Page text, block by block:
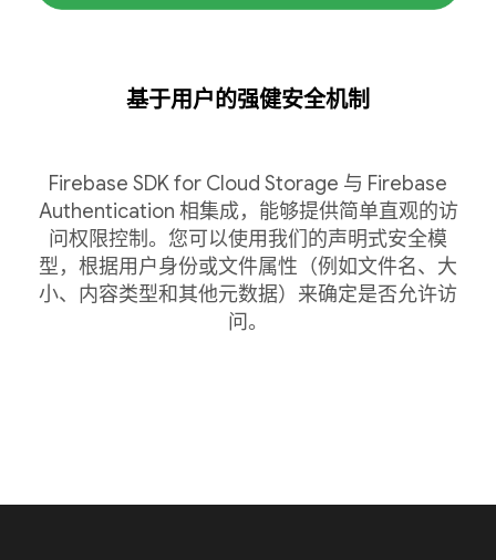
基于用户的强健安全机制
Firebase SDK for Cloud Storage 与 Firebase
Authentication 相集成，能够提供简单直观的访
问权限控制。您可以使用我们的声明式安全模
型，根据用户身份或文件属性（例如文件名、大
小、内容类型和其他元数据）来确定是否允许访
问。